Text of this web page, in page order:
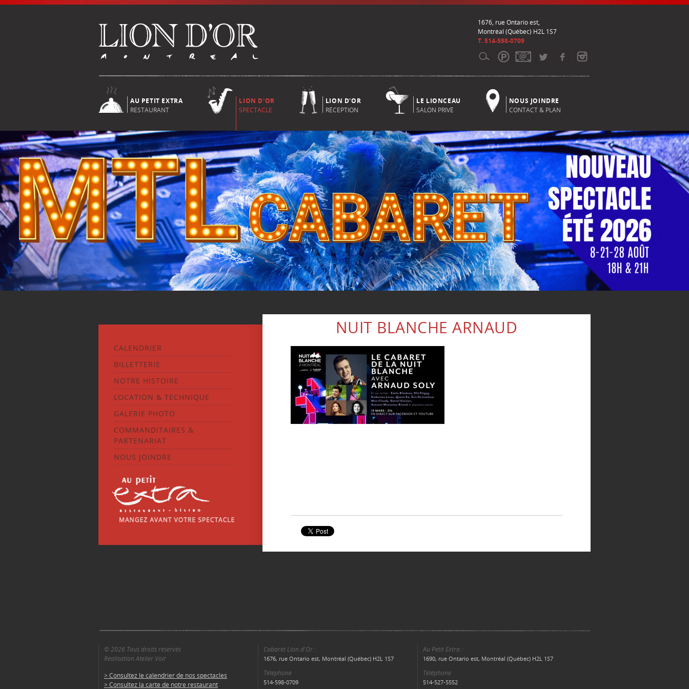
1676, rue Ontario est,
Montréal (Québec) H2L 1S7
T. 514-598-0709
AU PETIT EXTRA
RESTAURANT
LION D'OR
SPECTACLE
LION D'OR
RÉCEPTION
LE LIONCEAU
SALON PRIVÉ
NOUS JOINDRE
CONTACT & PLAN
CALENDRIER
BILLETTERIE
NOTRE HISTOIRE
LOCATION & TECHNIQUE
GALERIE PHOTO
COMMANDITAIRES &
PARTENARIAT
NOUS JOINDRE
NUIT BLANCHE ARNAUD
© 2026 Tous droits réservés
Réalisation Atelier Voir
> Consultez le calendrier de nos spectacles
> Consultez la carte de notre restaurant
Cabaret Lion d'Or :
1676, rue Ontario est, Montréal (Québec) H2L 1S7
Téléphone
514-598-0709
Au Petit Extra :
1690, rue Ontario est, Montréal (Québec) H2L 1S7
Téléphone
514-527-5552